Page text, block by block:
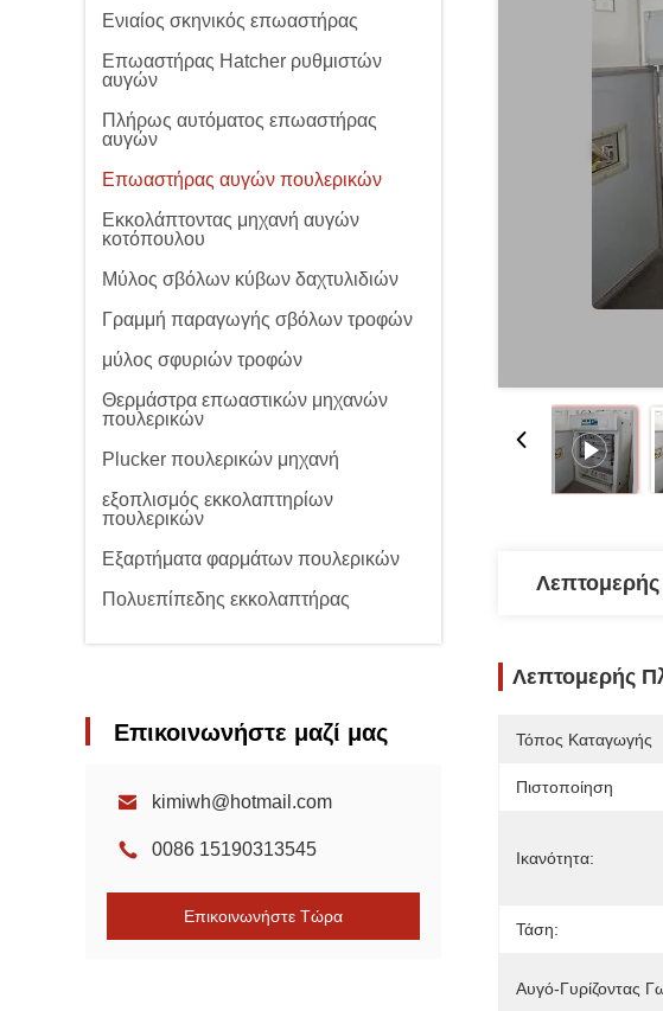
Ενιαίος σκηνικός επωαστήρας
Επωαστήρας Hatcher ρυθμιστών
αυγών
Πλήρως αυτόματος επωαστήρας
αυγών
Επωαστήρας αυγών πουλερικών
Εκκολάπτοντας μηχανή αυγών
κοτόπουλου
Μύλος σβόλων κύβων δαχτυλιδιών
Γραμμή παραγωγής σβόλων τροφών
μύλος σφυριών τροφών
Θερμάστρα επωαστικών μηχανών
πουλερικών
Plucker πουλερικών μηχανή
εξοπλισμός εκκολαπτηρίων
πουλερικών
Εξαρτήματα φαρμάτων πουλερικών
Πολυεπίπεδης εκκολαπτήρας
Επικοινωνήστε μαζί μας
kimiwh@hotmail.com
0086 15190313545
Επικοινωνήστε Τώρα
Λεπτομερής
Τόπος Καταγωγής
Πιστοποίηση
Ικανότητα:
Τάση:
Αυγό-Γυρίζοντας